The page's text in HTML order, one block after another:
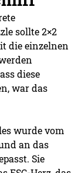
sollte 2×2
die einzelnen
diese
war das
wurde vom
an das
Sie